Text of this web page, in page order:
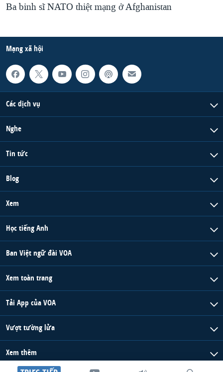
Ba binh sĩ NATO thiệt mạng ở Afghanistan
Mạng xã hội
Các dịch vụ
Nghe
Tin tức
Blog
Xem
Học tiếng Anh
Ban Việt ngữ đài VOA
Xem toàn trang
Tải App của VOA
Vượt tường lửa
Xem thêm